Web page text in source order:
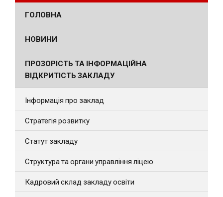
ГОЛОВНА
НОВИНИ
ПРОЗОРІСТЬ ТА ІНФОРМАЦІЙНА
ВІДКРИТІСТЬ ЗАКЛАДУ
Інформація про заклад
Стратегія розвитку
Статут закладу
Структура та органи управління ліцею
Кадровий склад закладу освіти